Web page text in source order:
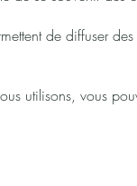
de diffuser
utilisons, vous